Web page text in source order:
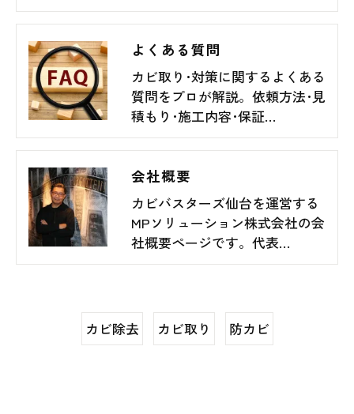
よくある質問
カビ取り･対策に関するよくある
質問をプロが解説。依頼方法･見
積もり･施工内容･保証…
会社概要
カビバスターズ仙台を運営する
MPソリューション株式会社の会
社概要ページです。代表…
カビ除去 カビ取り 防カビ